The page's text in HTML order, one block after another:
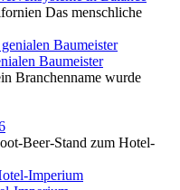
Das menschliche
Baumeister
Branchenname wurde
Beer-Stand zum Hotel-